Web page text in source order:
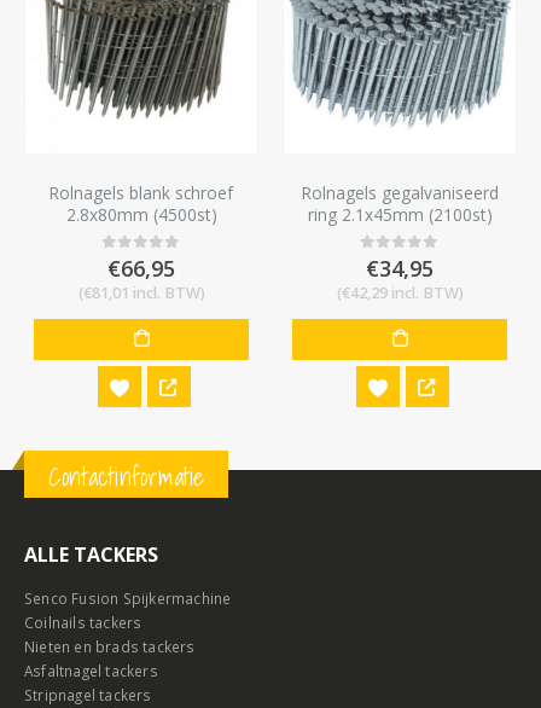
Rolnagels blank schroef
2.8x80mm (4500st)
0out of 5
€66,95
(€81,01 incl. BTW)
Rolnagels gegalvaniseerd
ring 2.1x45mm (2100st)
0out of 5
€34,95
(€42,29incl. BTW)
Contactinformatie
ALLE TACKERS
Senco Fusion Spijkermachine
Coilnails tackers
Nieten en brads tackers
Asfaltnagel tackers
Stripnagel tackers